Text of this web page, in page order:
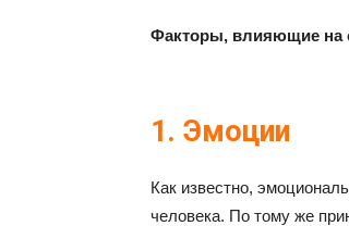
Факторы, влияющие на
1. Эмоции
Как известно,
человека. По тому же